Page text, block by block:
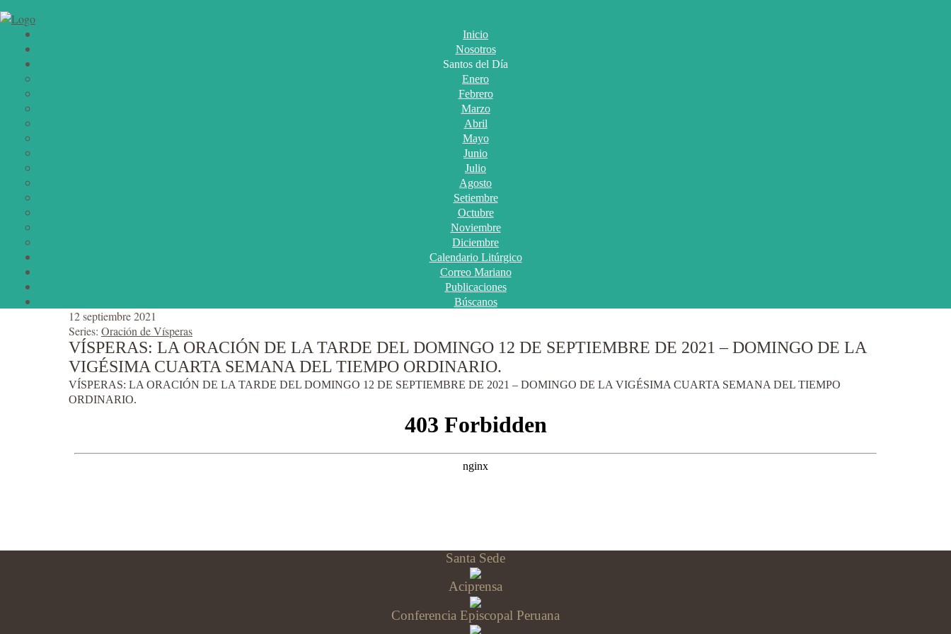
Inicio
Nosotros
Santos del Día
Enero
Febrero
Marzo
Abril
Mayo
Junio
Julio
Agosto
Setiembre
Octubre
Noviembre
Diciembre
Calendario Litúrgico
Correo Mariano
Publicaciones
Búscanos
12 septiembre 2021
Series: Oración de Vísperas
VÍSPERAS: LA ORACIÓN DE LA TARDE DEL DOMINGO 12 DE SEPTIEMBRE DE 2021 – DOMINGO DE LA
VIGÉSIMA CUARTA SEMANA DEL TIEMPO ORDINARIO.
VÍSPERAS: LA ORACIÓN DE LA TARDE DEL DOMINGO 12 DE SEPTIEMBRE DE 2021 – DOMINGO DE LA VIGÉSIMA CUARTA SEMANA DEL TIEMPO
ORDINARIO.
Santa Sede
Aciprensa
Conferencia Episcopal Peruana